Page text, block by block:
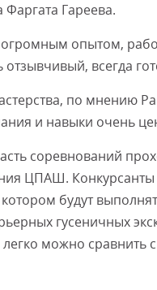
Фаргата Гареева.
опытом,
отзывчивый, всегда
по мнению
и навыки очень
соревнований
ЦПАШ. Конкурсанты
котором будут
гусеничных
можно